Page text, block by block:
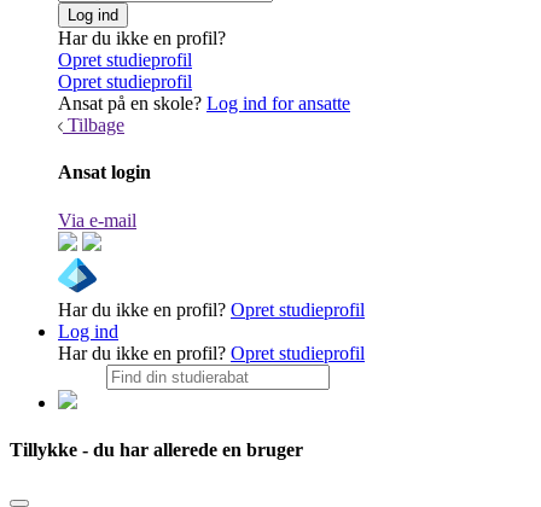
Har du ikke en profil?
Opret studieprofil
Opret studieprofil
Ansat på en skole? Log ind for ansatte
Tilbage
Ansat login
Via e-mail
Har du ikke en profil? Opret studieprofil
Log ind
Har du ikke en profil? Opret studieprofil
Tillykke - du har allerede en bruger